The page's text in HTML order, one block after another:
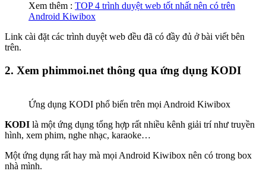
Xem thêm : TOP 4 trình duyệt web tốt nhất nên có trên
Android Kiwibox
Link cài đặt các trình duyệt web đều đã có đầy đủ ở bài viết bên
trên.
2. Xem phimmoi.net thông qua ứng dụng KODI
Ứng dụng KODI phổ biến trên mọi Android Kiwibox
KODI là một ứng dụng tổng hợp rất nhiều kênh giải trí như truyền
hình, xem phim, nghe nhạc, karaoke…
Một ứng dụng rất hay mà mọi Android Kiwibox nên có trong box
nhà mình.